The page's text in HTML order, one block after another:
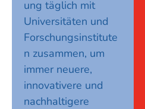
ung täglich mit
Universitäten und
Forschungsinstitute
n zusammen, um
immer neuere,
innovativere und
nachhaltigere